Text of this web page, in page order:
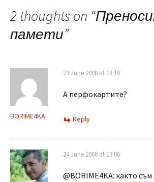
2 thoughts on “
памети”
BORIME4KA
23 June 2008 at 18:10
А перфокартите?
Reply
24 June 2008 at 13:06
@BORIME4KA: както